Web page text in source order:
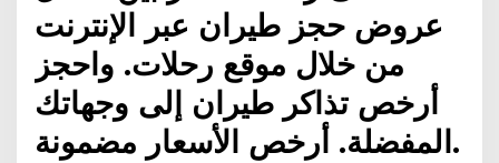
عروض حجز طيران عبر الإنترنت
من خلال موقع رحلات. واحجز
أرخص تذاكر طيران إلى وجهاتك
المفضلة. أرخص الأسعار مضمونة.